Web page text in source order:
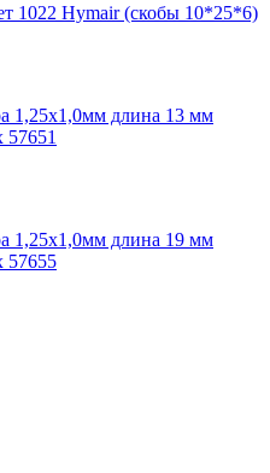
1022 Hymair (скобы 10*25*6)
1,25х1,0мм длина 13 мм
1,25х1,0мм длина 19 мм
57655